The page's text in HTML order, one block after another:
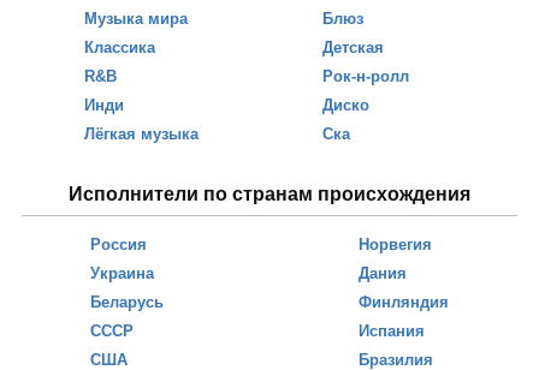
Музыка мира
Классика
R&B
Инди
Лёгкая музыка
Блюз
Детская
Рок-н-ролл
Диско
Ска
Исполнители по странам происхождения
Россия
Украина
Беларусь
СССР
США
Норвегия
Дания
Финляндия
Испания
Бразилия